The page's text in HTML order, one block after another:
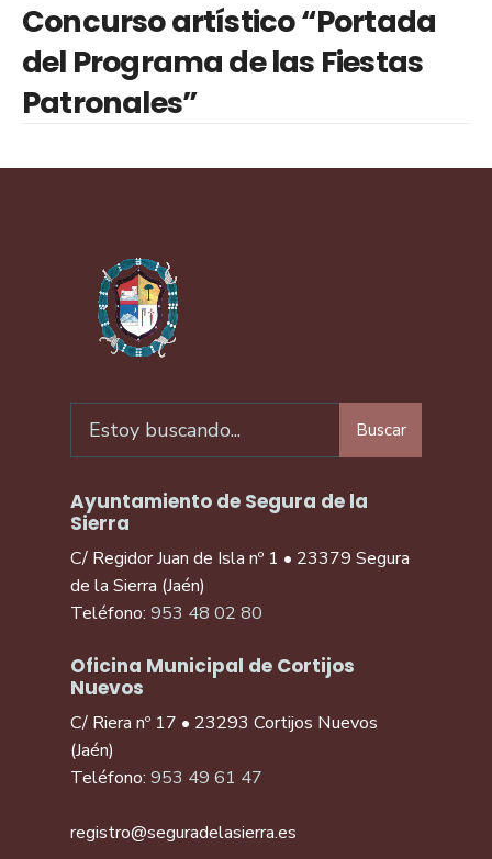
Concurso artístico “Portada
del Programa de las Fiestas
Patronales”
Buscar
Ayuntamiento de Segura de la
Sierra
C/ Regidor Juan de Isla nº 1 • 23379 Segura
de la Sierra (Jaén)
Teléfono: 953 48 02 80
Oficina Municipal de Cortijos
Nuevos
C/ Riera nº 17 • 23293 Cortijos Nuevos
(Jaén)
Teléfono: 953 49 61 47
registro@seguradelasierra.es